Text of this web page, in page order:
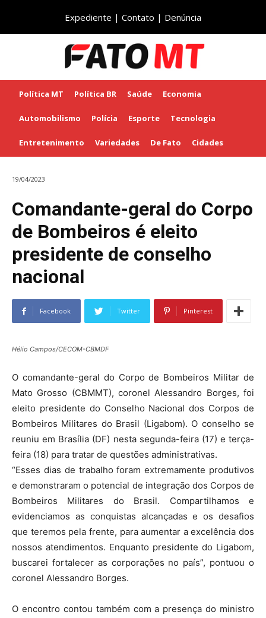
Expediente | Contato | Denúncia
Política MT Política BR Saúde Economia
Automobilismo Polícia Esporte Tecnologia
Entretenimento Variedades De Fato Cidades
19/04/2023
Comandante-geral do Corpo
de Bombeiros é eleito
presidente de conselho
nacional
Facebook Twitter Pinterest
Hélio Campos/CECOM-CBMDF
O comandante-geral do Corpo de Bombeiros Militar de
Mato Grosso (CBMMT), coronel Alessandro Borges, foi
eleito presidente do Conselho Nacional dos Corpos de
Bombeiros Militares do Brasil (Ligabom). O conselho se
reuniu em Brasília (DF) nesta segunda-feira (17) e terça-
feira (18) para tratar de questões administrativas.
“Esses dias de trabalho foram extremamente produtivos
e demonstraram o potencial de integração dos Corpos de
Bombeiros Militares do Brasil. Compartilhamos e
evidenciamos as conquistas alcançadas e os desafios
que teremos pela frente, para aumentar a excelência dos
nossos atendimentos. Enquanto presidente do Ligabom,
buscarei fortalecer as corporações no país”, pontuou o
coronel Alessandro Borges.
O encontro contou também com a presença do ministro